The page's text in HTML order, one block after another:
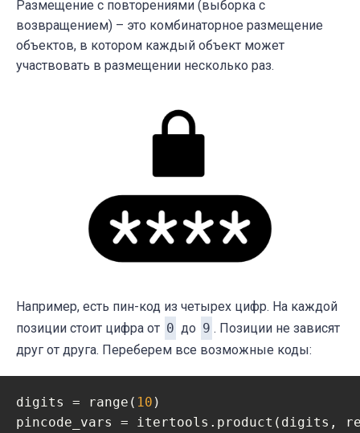
('красный' , 'синий', 'белый')
('красный', 'синий', 'жёлтый')
Размещение с повторениями (выборка с
возвращением) – это комбинаторное размещение
объектов, в котором каждый объект может
участвовать в размещении несколько раз.
Например, есть пин-код из четырех цифр. На каждой
позиции стоит цифра от 0 до 9 . Позиции не зависят
друг от друга. Переберем все возможные коды:
digits = range( 10 )
pincode_vars = itertools.product(digits,